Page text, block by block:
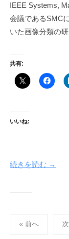
IEEE Systems,
会議であるSMC
いた画像分類の
共有:
いいね:
続きを読む →
« 前へ